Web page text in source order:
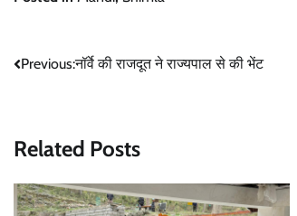
Post
Previous:नॉर्वे की राजदूत ने राज्यपाल से की भेंट
Related Posts